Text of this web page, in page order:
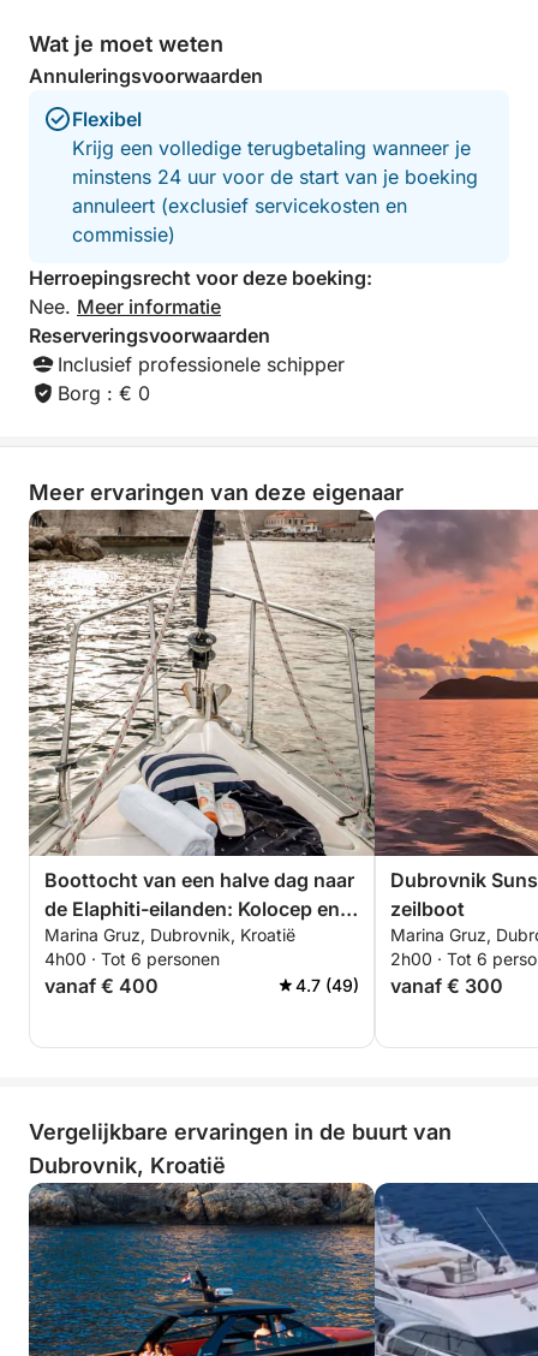
Wat je moet weten
Annuleringsvoorwaarden
Flexibel
Krijg een volledige terugbetaling wanneer je
minstens 24 uur voor de start van je boeking
annuleert (exclusief servicekosten en
commissie)
Herroepingsrecht voor deze boeking:
Nee. Meer informatie
Reserveringsvoorwaarden
Inclusief professionele schipper
Borg : € 0
Meer ervaringen van deze eigenaar
Boottocht van een halve dag naar
de Elaphiti-eilanden: Kolocep en
Lopud
Marina Gruz, Dubrovnik, Kroatië
4h00 · Tot 6 personen
vanaf € 400 4.7 (49)
Dubrovnik
zeilboot
Marina Gruz,
2h00 · Tot 6
vanaf € 300
Vergelijkbare ervaringen in de buurt van
Dubrovnik, Kroatië